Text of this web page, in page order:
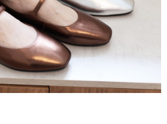
公司提供之「AFTEE先享後付」服務完成之交
內提供個人資料，並將交易相關給付款項請求債
公司。
，請瀏覽以下網址：
徵得法定代理人或監護人之同意方可使用
經同意申辦者引起之損失，本公司不負相關責
」時，將依據個別帳號之用戶狀況，依本公司即
以上)免運費